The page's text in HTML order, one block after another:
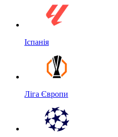
Іспанія
Ліга Європи